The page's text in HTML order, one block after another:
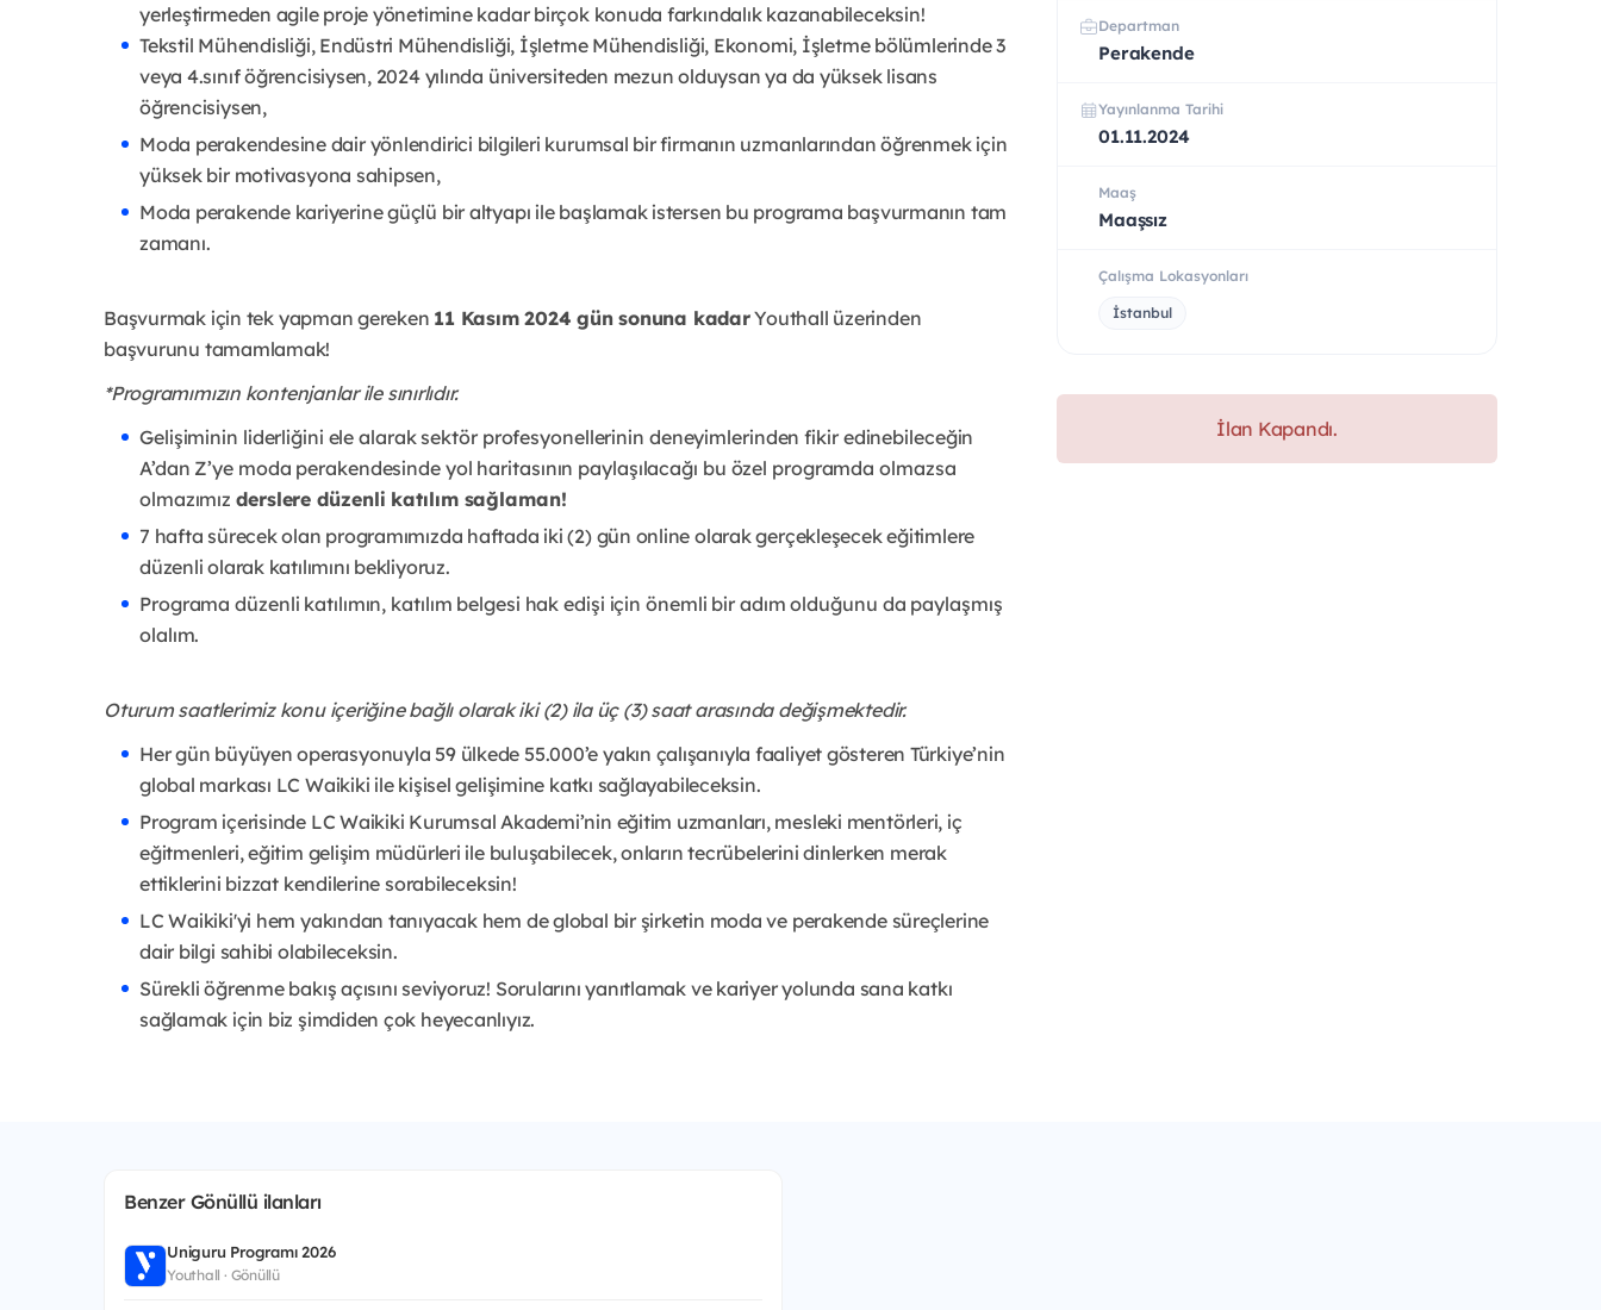
yerleştirmeden agile proje yönetimine kadar birçok konuda farkındalık kazanabileceksin!
Tekstil Mühendisliği, Endüstri Mühendisliği, İşletme Mühendisliği, Ekonomi, İşletme bölümlerinde 3
veya 4.sınıf öğrencisiysen, 2024 yılında üniversiteden mezun olduysan ya da yüksek lisans
öğrencisiysen,
Moda perakendesine dair yönlendirici bilgileri kurumsal bir firmanın uzmanlarından öğrenmek için
yüksek bir motivasyona sahipsen,
Moda perakende kariyerine güçlü bir altyapı ile başlamak istersen bu programa başvurmanın tam
zamanı.
Başvurmak için tek yapman gereken 11 Kasım 2024 gün sonuna kadarYouthall üzerinden
başvurunu tamamlamak!
*Programımızın kontenjanlar ile sınırlıdır.
Gelişiminin liderliğini ele alarak sektör profesyonellerinin deneyimlerinden fikir edinebileceğin
A’dan Z’ye moda perakendesinde yol haritasının paylaşılacağı bu özel programda olmazsa
olmazımızderslere düzenli katılım sağlaman!
7 hafta sürecek olan programımızda haftada iki (2) gün online olarak gerçekleşecek eğitimlere
düzenli olarak katılımını bekliyoruz.
Programa düzenli katılımın, katılım belgesi hak edişi için önemli bir adım olduğunu da paylaşmış
olalım.
Oturum saatlerimiz konu içeriğine bağlı olarak iki (2) ila üç (3) saat arasında değişmektedir.
Her gün büyüyen operasyonuyla 59 ülkede 55.000’e yakın çalışanıyla faaliyet gösteren Türkiye’nin
global markası LC Waikiki ile kişisel gelişimine katkı sağlayabileceksin.
Program içerisinde LC Waikiki Kurumsal Akademi’nin eğitim uzmanları, mesleki mentörleri, iç
eğitmenleri, eğitim gelişim müdürleri ile buluşabilecek, onların tecrübelerini dinlerken merak
ettiklerini bizzat kendilerine sorabileceksin!
LC Waikiki'yi hem yakından tanıyacak hem de global bir şirketin moda ve perakende süreçlerine
dair bilgi sahibi olabileceksin.
Sürekli öğrenme bakış açısını seviyoruz! Sorularını yanıtlamak ve kariyer yolunda sana katkı
sağlamak için biz şimdiden çok heyecanlıyız.
Departman
Perakende
Yayınlanma Tarihi
01.11.2024
Maaş
Maaşsız
Çalışma Lokasyonları
İstanbul
İlan Kapandı.
Benzer Gönüllü ilanları
Uniguru Programı 2026
Youthall · Gönüllü